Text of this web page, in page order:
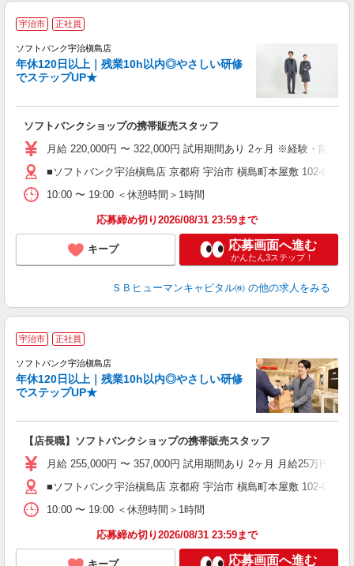
宇治市 正社員
ソフトバンク宇治槇島店
年休120日以上｜残業10h以内◎やさしい研修
でステップUP★
ソフトバンクショップの携帯販売スタッフ
月給 220,000円 〜 322,000円 試用期間あり 2ヶ月 ※経験・能力
■ソフトバンク宇治槇島店 京都府 宇治市 槇島町本屋敷 102‐6
10:00 〜 19:00 ＜休憩時間＞1時間
応募締め切り2026/08/31 23:59まで
キープ 応募画面へ進む
かんたん3ステップ！
ＳＢヒューマンキャピタル㈱ の他の求人をみる
宇治市 正社員
ソフトバンク宇治槇島店
年休120日以上｜残業10h以内◎やさしい研修
でステップUP★
【店長職】ソフトバンクショップの携帯販売スタッフ
月給 255,000円 〜 357,000円 試用期間あり 2ヶ月 月給25万円以
■ソフトバンク宇治槇島店 京都府 宇治市 槇島町本屋敷 102‐6
10:00 〜 19:00 ＜休憩時間＞1時間
応募締め切り2026/08/31 23:59まで
応募画面へ進む